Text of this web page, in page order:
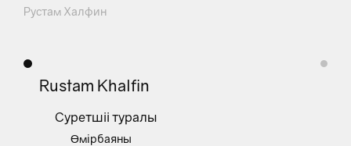
Рустам Халфин
Rustam Khalfin
Суретшіі туралы
Өмірбаяны